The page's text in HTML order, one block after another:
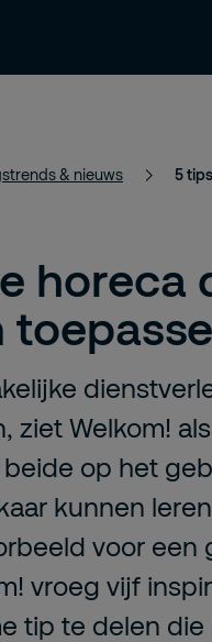
& nieuws 5
horeca
ziet Welkom!
op het
kunnen
voor een
vroeg vijf
tip te delen die